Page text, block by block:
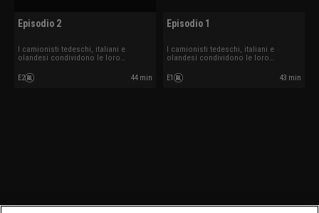
Episodio 2
I camionisti tedeschi, italiani e
olandesi condividono le loro
E2 44 min
Episodio 1
I camionisti tedeschi, italiani e
olandesi condividono le loro
E1 43 min